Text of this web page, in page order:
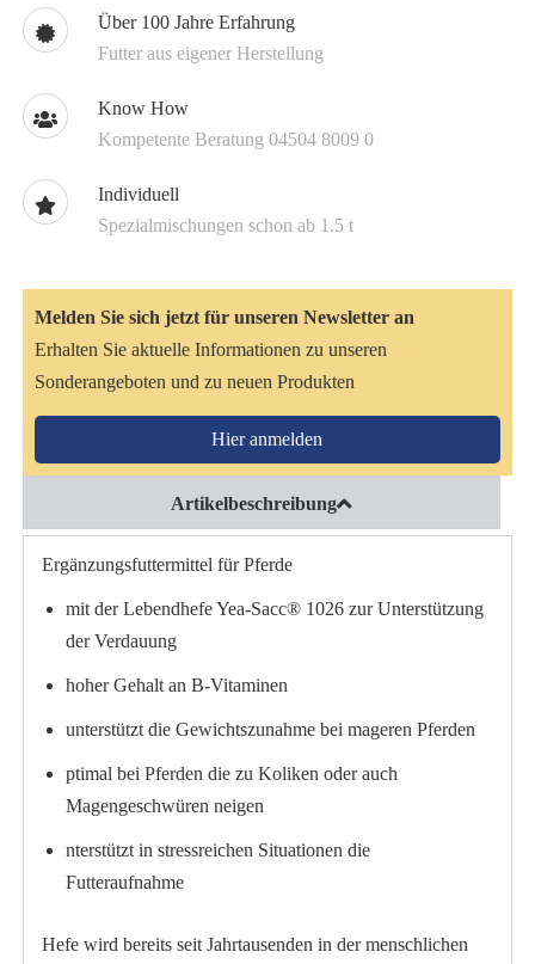
Über 100 Jahre Erfahrung
Futter aus eigener Herstellung
Know How
Kompetente Beratung 04504 8009 0
Individuell
Spezialmischungen schon ab 1.5 t
Melden Sie sich jetzt für unseren Newsletter an
Erhalten Sie aktuelle Informationen zu unseren
Sonderangeboten und zu neuen Produkten
Hier anmelden
Artikelbeschreibung
Ergänzungsfuttermittel für Pferde
mit der Lebendhefe Yea-Sacc® 1026 zur Unterstützung
der Verdauung
hoher Gehalt an B-Vitaminen
unterstützt die Gewichtszunahme bei mageren Pferden
ptimal bei Pferden die zu Koliken oder auch
Magengeschwüren neigen
nterstützt in stressreichen Situationen die
Futteraufnahme
Hefe wird bereits seit Jahrtausenden in der menschlichen